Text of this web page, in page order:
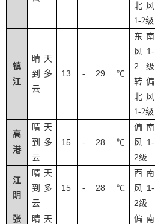
北风
1-2级
镇
江
晴天
到多
云
13 - 29 ℃
东南
风 1-
2 级
转偏
北风
1-2级
高
港
晴天
到多
云
15 - 28 ℃
偏南
风 1-
2级
江
阴
晴天
到多
云
15 - 28 ℃
西南
风 1-
2级
张
晴天
偏南